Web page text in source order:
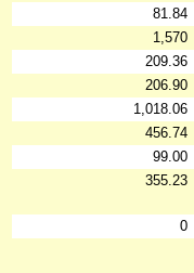
81.84
1,570
209.36
206.90
1,018.06
456.74
99.00
355.23
0